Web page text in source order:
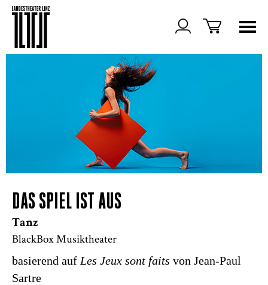
DAS SPIEL IST AUS
Tanz
BlackBox Musiktheater
basierend auf Les Jeux sont faits von Jean-Paul
Sartre